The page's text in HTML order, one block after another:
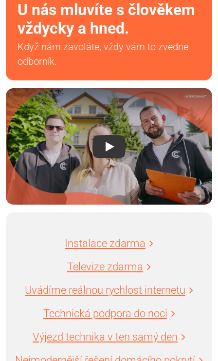
U nás mluvíte s člověkem
vždycky a hned.
Když nám zavoláte, vždy vám to zvedne
odborník.
Instalace zdarma
Televize zdarma
Uvádíme reálnou rychlost internetu
Technická podpora do noci
Výjezd technika v ten samý den